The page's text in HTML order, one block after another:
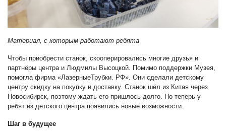
Материал, с которым работают ребята
Чтобы приобрести станок, скооперировались многие друзья и
партнёры центра и Людмилы Высоцкой. Помимо поддержки Музея,
помогла фирма «ЛазерныеТрубки. РФ». Они сделали детскому
центру скидку на покупку и доставку. Станок шёл из Китая через
Новосибирск, поэтому ждать его пришлось долго. Но теперь у
ребят из детского центра появились новые возможности.
Шаг в будущее